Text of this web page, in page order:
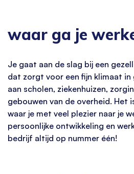
waar ga je
Je gaat aan de slag bij een
dat zorgt voor een fijn klimaat in
aan scholen, ziekenhuizen,
gebouwen van de overheid. Het
waar je met veel plezier naar je
persoonlijke ontwikkeling en
bedrijf altijd op nummer één!